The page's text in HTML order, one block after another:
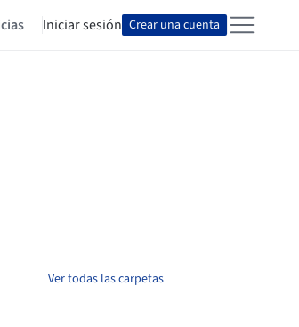
Iniciar sesión Crear una cuenta
Ver todas las carpetas